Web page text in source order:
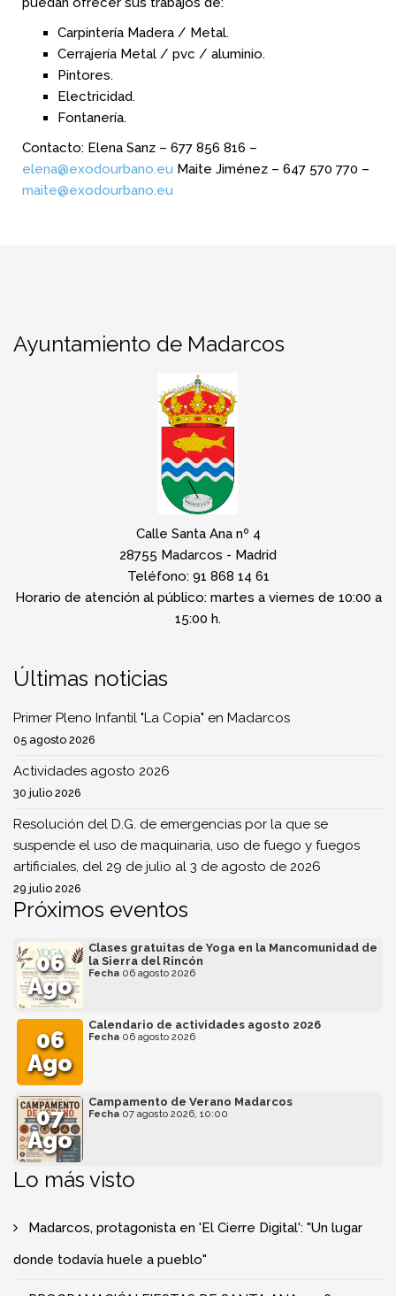
Carpintería Madera / Metal.
Cerrajería Metal / pvc / aluminio.
Pintores.
Electricidad.
Fontanería.
Contacto: Elena Sanz – 677 856 816 –
elena@exodourbano.eu Maite Jiménez – 647 570 770 –
maite@exodourbano.eu
Ayuntamiento de Madarcos
Calle Santa Ana nº 4
28755 Madarcos - Madrid
Teléfono: 91 868 14 61
Horario de atención al público: martes a viernes de 10:00 a
15:00 h.
Últimas noticias
Primer Pleno Infantil "La Copia" en Madarcos
05 agosto 2026
Actividades agosto 2026
30 julio 2026
Resolución del D.G. de emergencias por la que se
suspende el uso de maquinaria, uso de fuego y fuegos
artificiales, del 29 de julio al 3 de agosto de 2026
29 julio 2026
Próximos eventos
06
Ago
Clases gratuitas de Yoga en la Mancomunidad de
la Sierra del Rincón
Fecha 06 agosto 2026
06
Ago
Calendario de actividades agosto 2026
Fecha 06 agosto 2026
07
Ago
Campamento de Verano Madarcos
Fecha 07 agosto 2026, 10:00
Lo más visto
Madarcos, protagonista en 'El Cierre Digital': "Un lugar
donde todavía huele a pueblo"